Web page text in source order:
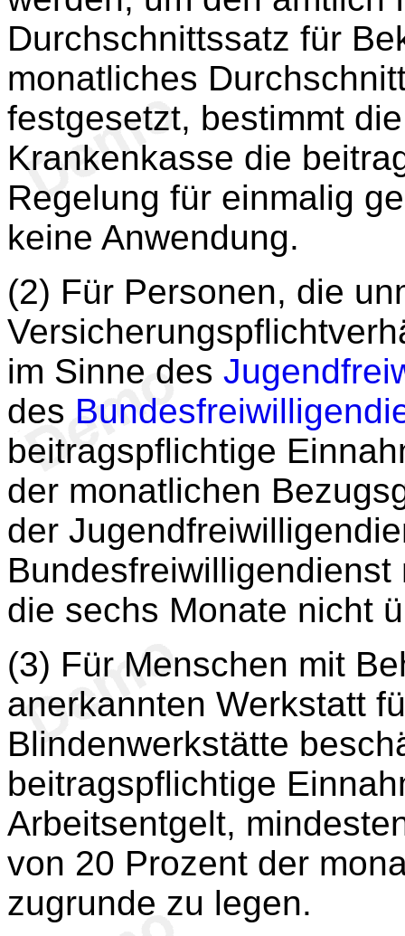
Durchschnittssatz für
monatliches
festgesetzt, bestimmt
Krankenkasse die
Regelung für einmalig
keine Anwendung.
(2) Für Personen, die
im Sinne des
des
beitragspflichtige
der monatlichen
der
die sechs Monate nicht
(3) Für Menschen mit
anerkannten Werkstatt
Blindenwerkstätte
beitragspflichtige
Arbeitsentgelt,
von 20 Prozent der
zugrunde zu legen.